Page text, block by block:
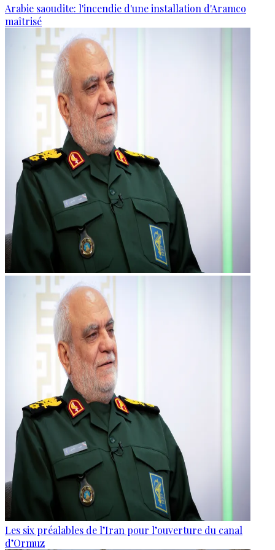
Arabie saoudite: l'incendie d'une installation d'Aramco
maîtrisé
Les six préalables de l’Iran pour l’ouverture du canal
d’Ormuz